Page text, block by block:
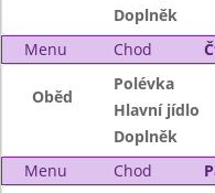
Doplněk
Menu
Chod
Oběd
Polévka
Hlavní jídlo
Doplněk
Menu
Chod